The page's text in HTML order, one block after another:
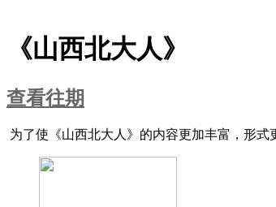
《山西北大人》
查看往期
为了使《山西北大人》的内容更加丰富，形式